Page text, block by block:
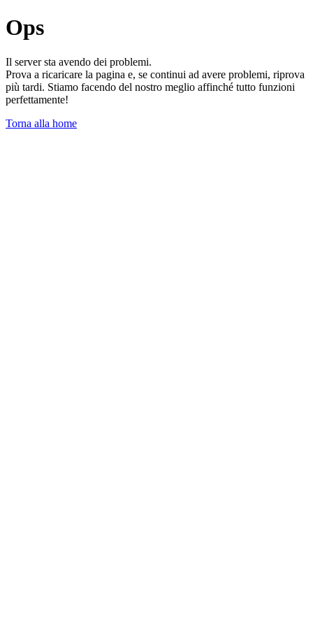
Ops
Il server sta avendo dei problemi.
Prova a ricaricare la pagina e, se continui ad avere problemi, riprova
più tardi. Stiamo facendo del nostro meglio affinché tutto funzioni
perfettamente!
Torna alla home